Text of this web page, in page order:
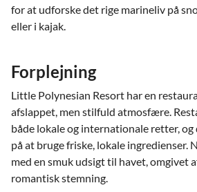
for at udforske det rige marineliv på
eller i kajak.
Forplejning
Little Polynesian Resort har en
afslappet, men stilfuld atmosfære.
både lokale og internationale retter,
på at bruge friske, lokale ingredienser.
med en smuk udsigt til havet, omgivet
romantisk stemning.